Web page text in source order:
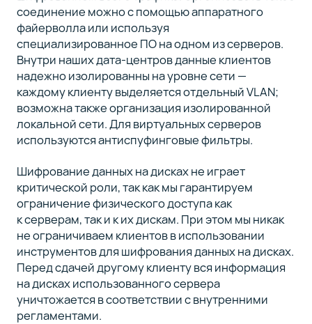
соединение можно с помощью аппаратного
файерволла или используя
специализированное ПО на одном из серверов.
Внутри наших дата-центров данные клиентов
надежно изолированны на уровне сети —
каждому клиенту выделяется отдельный VLAN;
возможна также организация изолированной
локальной сети. Для виртуальных серверов
используются антиспуфинговые фильтры.
Шифрование данных на дисках не играет
критической роли, так как мы гарантируем
ограничение физического доступа как
к серверам, так и к их дискам. При этом мы никак
не ограничиваем клиентов в использовании
инструментов для шифрования данных на дисках.
Перед сдачей другому клиенту вся информация
на дисках использованного сервера
уничтожается в соответствии с внутренними
регламентами.